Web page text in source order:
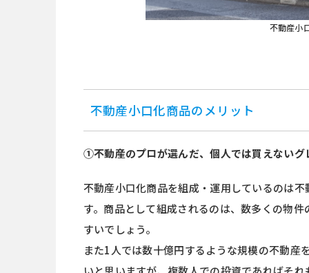
不動産小
不動産小口化商品のメリット
①不動産のプロが選んだ、個人では買えないグ
不動産小口化商品を組成・運用しているのは
す。商品として組成されるのは、数多くの物
すいでしょう。
また1人では数十億円するような規模の不動産